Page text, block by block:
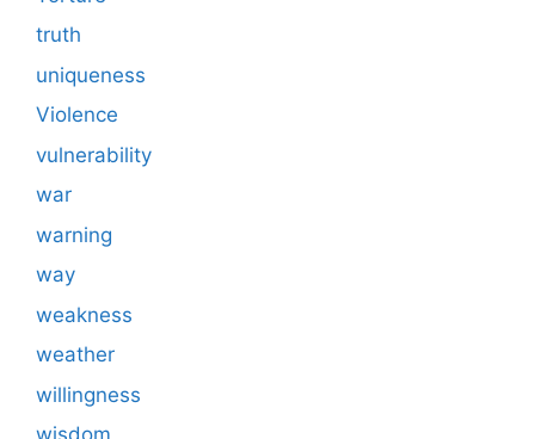
truth
uniqueness
Violence
vulnerability
war
warning
way
weakness
weather
willingness